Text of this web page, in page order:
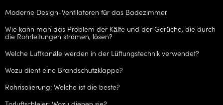
Moderne Design-Ventilatoren für das Badezimmer
Wie kann man das Problem der Kälte und der Gerüche, die durch
die Rohrleitungen strömen, lösen?
Welche Luftkanäle werden in der Lüftungstechnik verwendet?
Wozu dient eine Brandschutzklappe?
Rohrisolierung: Welche ist die beste?